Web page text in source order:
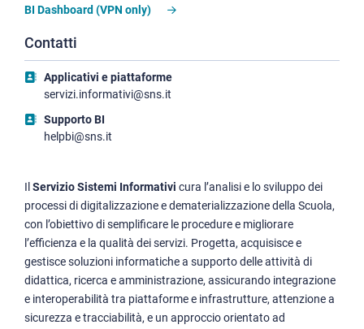
BI Dashboard (VPN only)
Contatti
Applicativi e piattaforme
servizi.informativi@sns.it
Supporto BI
helpbi@sns.it
Il Servizio Sistemi Informativi cura l’analisi e lo sviluppo dei
processi di digitalizzazione e dematerializzazione della Scuola,
con l’obiettivo di semplificare le procedure e migliorare
l’efficienza e la qualità dei servizi. Progetta, acquisisce e
gestisce soluzioni informatiche a supporto delle attività di
didattica, ricerca e amministrazione, assicurando integrazione
e interoperabilità tra piattaforme e infrastrutture, attenzione a
sicurezza e tracciabilità, e un approccio orientato ad